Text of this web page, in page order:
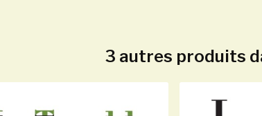
3 autres produits